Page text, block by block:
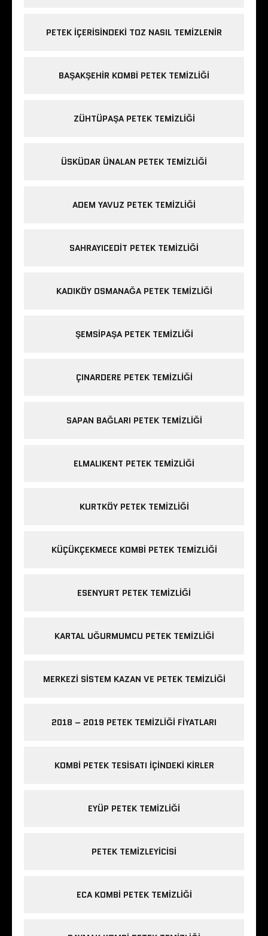
PETEK IÇERISINDEKI TOZ NASIL TEMIZLENIR
BAŞAKŞEHIR KOMBI PETEK TEMIZLIĞI
ZÜHTÜPAŞA PETEK TEMIZLIĞI
ÜSKÜDAR ÜNALAN PETEK TEMIZLIĞI
ADEM YAVUZ PETEK TEMIZLIĞI
SAHRAYICEDIT PETEK TEMIZLIĞI
KADIKÖY OSMANAĞA PETEK TEMIZLIĞI
ŞEMSIPAŞA PETEK TEMIZLIĞI
ÇINARDERE PETEK TEMIZLIĞI
SAPAN BAĞLARI PETEK TEMIZLIĞI
ELMALIKENT PETEK TEMIZLIĞI
KURTKÖY PETEK TEMIZLIĞI
KÜÇÜKÇEKMECE KOMBI PETEK TEMIZLIĞI
ESENYURT PETEK TEMIZLIĞI
KARTAL UĞURMUMCU PETEK TEMIZLIĞI
MERKEZI SISTEM KAZAN VE PETEK TEMIZLIĞI
2018 – 2019 PETEK TEMIZLIĞI FIYATLARI
KOMBI PETEK TESISATI IÇINDEKI KIRLER
EYÜP PETEK TEMIZLIĞI
PETEK TEMIZLEYICISI
ECA KOMBI PETEK TEMIZLIĞI